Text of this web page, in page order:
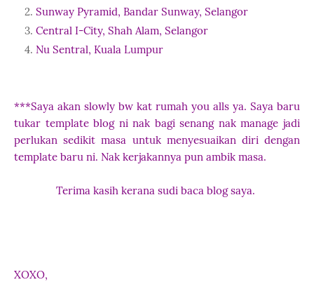
Sunway Pyramid, Bandar Sunway, Selangor
Central I-City, Shah Alam, Selangor
Nu Sentral, Kuala Lumpur
***Saya akan slowly bw kat rumah you alls ya. Saya baru
tukar template blog ni nak bagi senang nak manage jadi
perlukan sedikit masa untuk menyesuaikan diri dengan
template baru ni. Nak kerjakannya pun ambik masa.
Terima kasih kerana sudi baca blog saya.
XOXO,